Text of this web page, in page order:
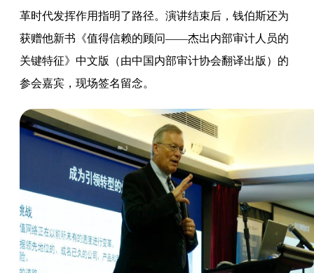
革时代发挥作用指明了路径。演讲结束后，钱伯斯还为
获赠他新书《值得信赖的顾问——杰出内部审计人员的
关键特征》中文版（由中国内部审计协会翻译出版）的
参会嘉宾，现场签名留念。